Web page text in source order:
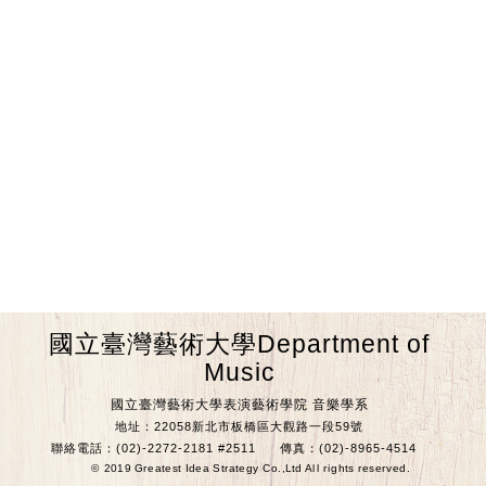
國立臺灣藝術大學Department of
Music
國立臺灣藝術大學表演藝術學院 音樂學系
地址：22058新北市板橋區大觀路一段59號
聯絡電話：(02)-2272-2181 #2511
傳真：(02)-8965-4514
© 2019 Greatest Idea Strategy Co.,Ltd All rights reserved.